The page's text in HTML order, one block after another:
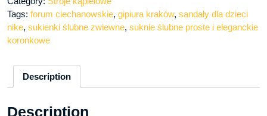
Tags: forum ciechanowskie, gipiura kraków, sandały dla dzieci
nike, sukienki ślubne zwiewne, suknie ślubne proste i eleganckie
koronkowe
Description
Description